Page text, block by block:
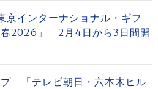
京インターナショナル・ギフ
春2026」 2月4日から3日間開
「テレビ朝日・六本木ヒル